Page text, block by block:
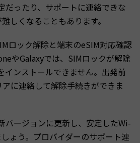
だったり、サポートに連絡できな
しくなることもあります。
ロック解除と端末のeSIM対応確認
やGalaxyでは、SIMロックが解除
インストールできません。出発前
に連絡して解除手続きができま
バージョンに更新し、安定したWi-
ょう。プロバイダーのサポート連